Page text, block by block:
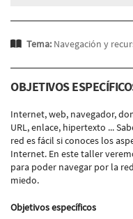
Tema: Navegación y
OBJETIVOS
Internet, web, navegador,
URL, enlace, hipertexto ...
red es fácil si conoces los
Internet. En este taller
para poder navegar por la
miedo.
Objetivos específicos